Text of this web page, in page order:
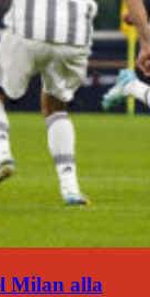
Milan alla